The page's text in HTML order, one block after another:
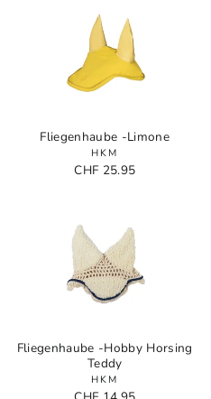
Fliegenhaube -Limone
HKM
CHF 25.95
Fliegenhaube -Hobby Horsing
Teddy
HKM